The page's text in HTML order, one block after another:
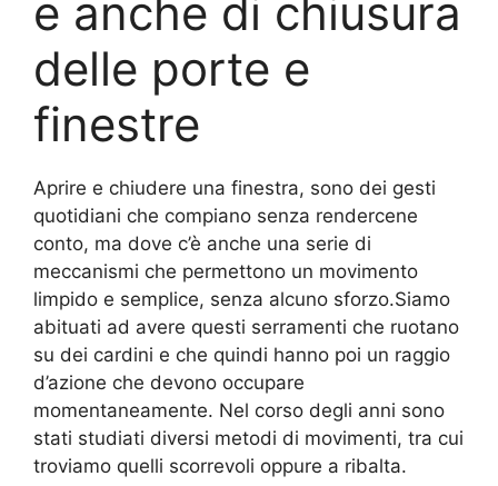
e anche di chiusura
delle porte e
finestre
Aprire e chiudere una finestra, sono dei gesti
quotidiani che compiano senza rendercene
conto, ma dove c’è anche una serie di
meccanismi che permettono un movimento
limpido e semplice, senza alcuno sforzo.Siamo
abituati ad avere questi serramenti che ruotano
su dei cardini e che quindi hanno poi un raggio
d’azione che devono occupare
momentaneamente. Nel corso degli anni sono
stati studiati diversi metodi di movimenti, tra cui
troviamo quelli scorrevoli oppure a ribalta.